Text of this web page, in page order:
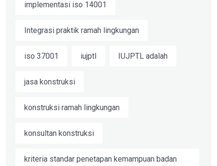
implementasi iso 14001
Integrasi praktik ramah lingkungan
iso 37001 iujptl IUJPTL adalah
jasa konstruksi
konstruksi ramah lingkungan
konsultan konstruksi
kriteria standar penetapan kemampuan badan